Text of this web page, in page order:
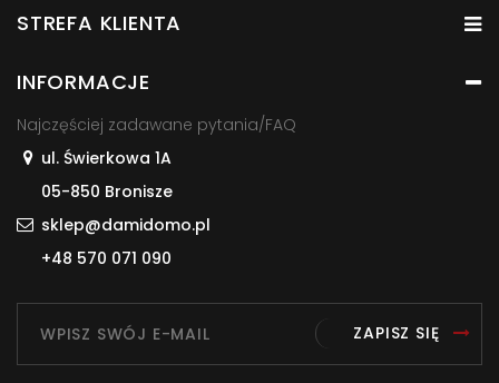
STREFA KLIENTA
INFORMACJE
Najczęściej zadawane pytania/FAQ
ul. Świerkowa 1A
05-850 Bronisze
sklep@damidomo.pl
+48 570 071 090
ZAPISZ SIĘ